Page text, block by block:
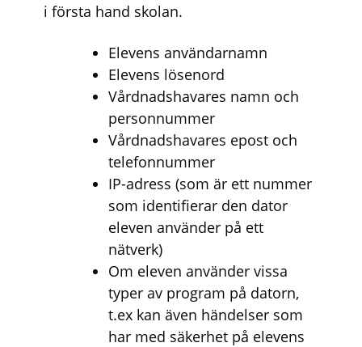
i första hand skolan.
Elevens användarnamn
Elevens lösenord
Vårdnadshavares namn och
personnummer
Vårdnadshavares epost och
telefonnummer
IP-adress (som är ett nummer
som identifierar den dator
eleven använder på ett
nätverk)
Om eleven använder vissa
typer av program på datorn,
t.ex kan även händelser som
har med säkerhet på elevens